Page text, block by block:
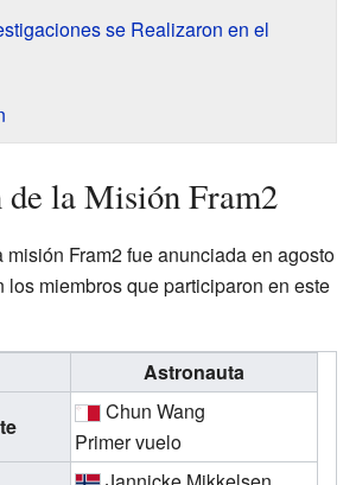
se Realizaron en el
la Misión Fram2
Fram2 fue anunciada en agosto
los miembros que participaron en este
Astronauta
Chun Wang
Primer vuelo